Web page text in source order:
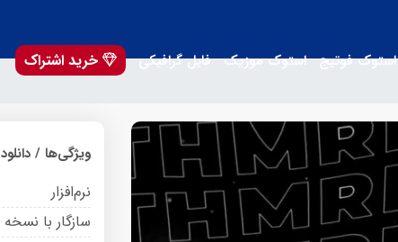
استوک فوتیج استوک موزیک فایل گرافیکی
خرید اشتراک
ویژگی‌ها / دانلود
نرم‌افزار
سازگار با نسخه